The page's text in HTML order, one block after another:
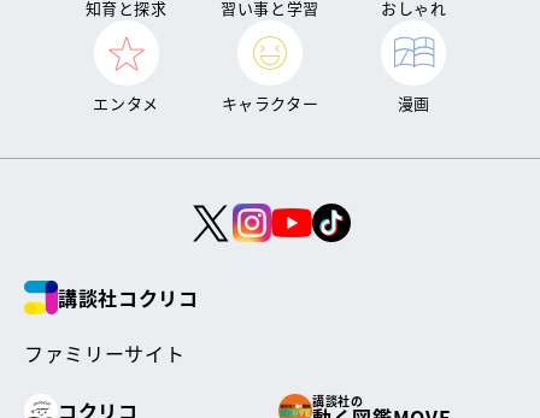
知育と探求 習い事と学習 おしゃれ
エンタメ キャラクター 漫画
講談社コクリコ
ファミリーサイト
コクリコ
講談社の